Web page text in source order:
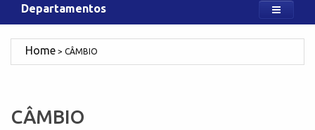
Departamentos
CÂMBIO
CÂMBIO